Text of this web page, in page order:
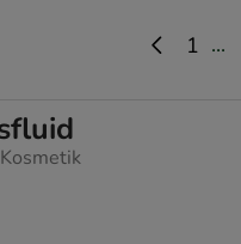
1 ...